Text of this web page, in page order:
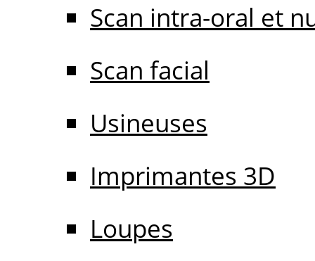
Scan intra-oral et
Scan facial
Usineuses
Imprimantes 3D
Loupes